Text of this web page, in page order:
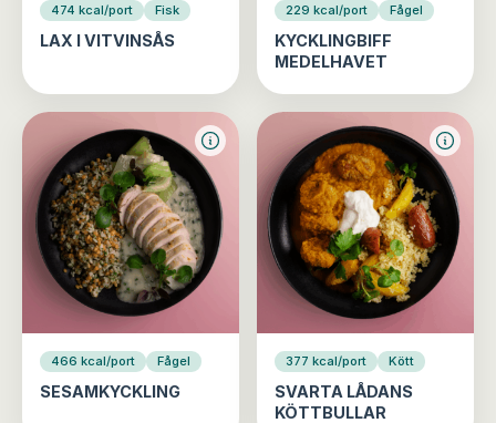
474 kcal/port Fisk
LAX I VITVINSÅS
229 kcal/port Fågel
KYCKLINGBIFF
MEDELHAVET
466 kcal/port Fågel
SESAMKYCKLING
377 kcal/port Kött
SVARTA LÅDANS
KÖTTBULLAR